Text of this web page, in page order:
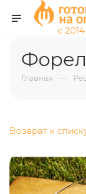
Главная —
Возврат к